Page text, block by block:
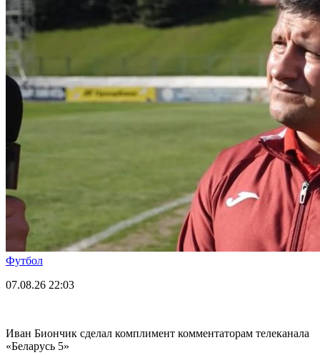
Футбол
07.08.26 22:03
Иван Биончик сделал комплимент комментаторам телеканала
«Беларусь 5»